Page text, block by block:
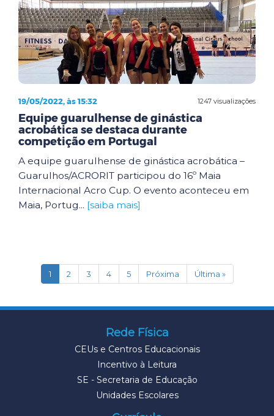
1247 visualizações
19/05/2022, às 15:32
Equipe guarulhense de ginástica
acrobática se destaca durante
competição em Portugal
A equipe guarulhense de ginástica acrobática –
Guarulhos/ACRORIT participou do 16º Maia
Internacional Acro Cup. O evento aconteceu em
Maia, Portug... [saiba mais]
1(current)
2 3 4 5 Próxima Última »
Rede Física
CEUs e Centros Educacionais
Incentivo à Leitura
SE - Secretaria de Educação
Unidades Escolares